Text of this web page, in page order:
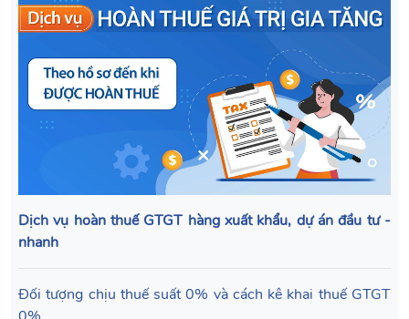
Dịch vụ hoàn thuế GTGT hàng xuất khẩu, dự án đầu tư -
nhanh
Đối tượng chịu thuế suất 0% và cách kê khai thuế GTGT